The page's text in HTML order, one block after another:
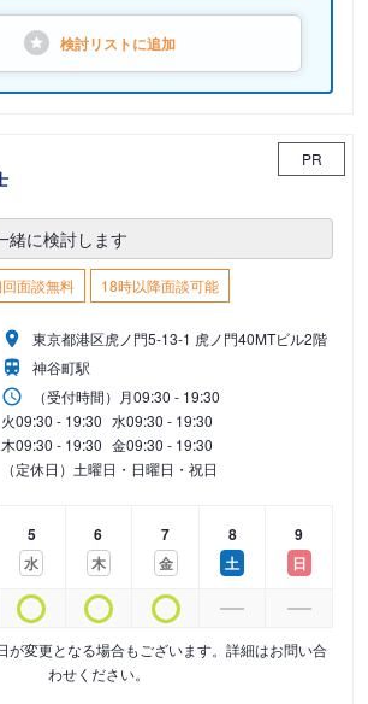
検討リストに追加
PR
緒に検討します
面談無料 18時以降面談可能
東京都港区虎ノ門5-13-1 虎ノ門40MTビル2階
神谷町駅
（受付時間） 月09:30 - 19:30
火09:30 - 19:30 水09:30 - 19:30
木09:30 - 19:30 金09:30 - 19:30
（定休日）土曜日・日曜日・祝日
5
水
6
木
7
金
8
土
9
日
が変更となる場合もございます。詳細はお問い合
わせください。